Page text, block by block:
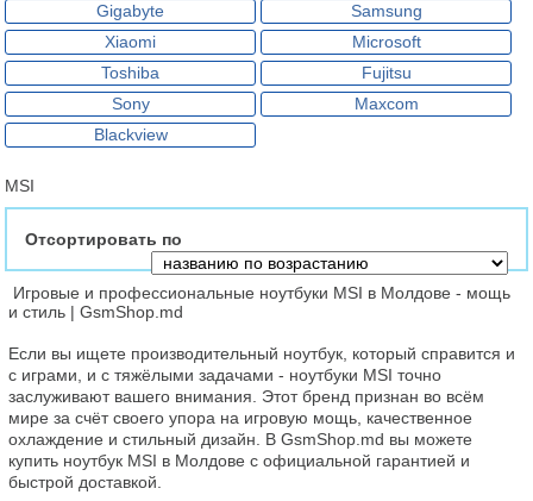
Gigabyte
Samsung
Xiaomi
Microsoft
Toshiba
Fujitsu
Sony
Maxcom
Blackview
MSI
Отсортировать по
и стиль | GsmShop.md
Если вы ищете производительный ноутбук, который справится и
с играми, и с тяжёлыми задачами - ноутбуки MSI точно
заслуживают вашего внимания. Этот бренд признан во всём
мире за счёт своего упора на игровую мощь, качественное
охлаждение и стильный дизайн. В GsmShop.md вы можете
купить ноутбук MSI в Молдове с официальной гарантией и
быстрой доставкой.